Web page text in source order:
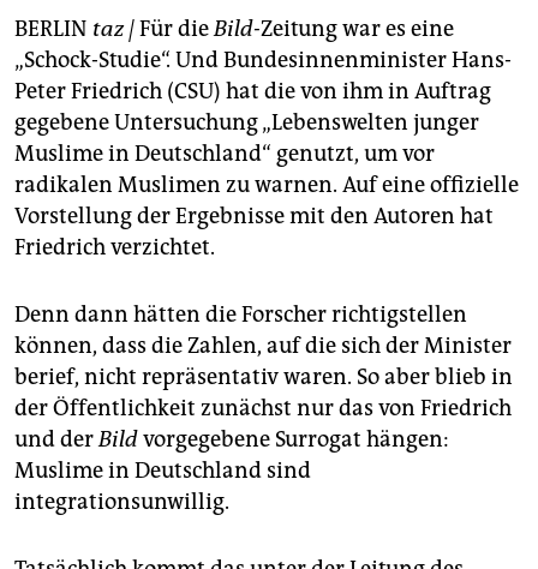
abo
genossenschaft
epaper login
BERLIN taz |Für dieBild-Zeitung war es eine
„Schock-Studie“. Und Bundesinnenminister Hans-
Peter Friedrich (CSU) hat die von ihm in Auftrag
gegebene Untersuchung „Lebenswelten junger
Muslime in Deutschland“ genutzt, um vor
radikalen Muslimen zu warnen. Auf eine offizielle
Vorstellung der Ergebnisse mit den Autoren hat
Friedrich verzichtet.
Denn dann hätten die Forscher richtigstellen
können, dass die Zahlen, auf die sich der Minister
berief, nicht repräsentativ waren. So aber blieb in
der Öffentlichkeit zunächst nur das von Friedrich
und derBildvorgegebene Surrogat hängen:
Muslime in Deutschland sind
integrationsunwillig.